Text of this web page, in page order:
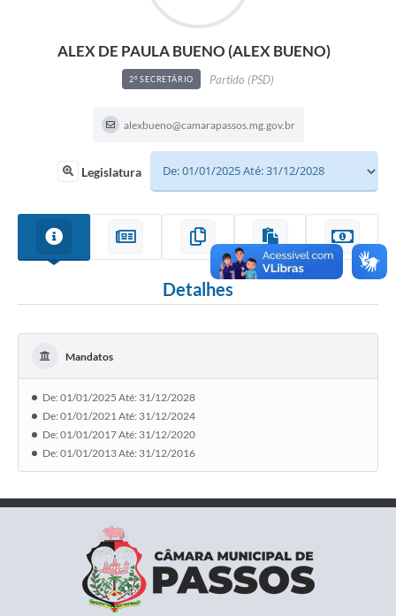
ALEX DE PAULA BUENO (ALEX BUENO)
2º SECRETÁRIO Partido (PSD)
alexbueno@camarapassos.mg.gov.br
Legislatura
Detalhes
Mandatos
De: 01/01/2025 Até: 31/12/2028
De: 01/01/2021 Até: 31/12/2024
De: 01/01/2017 Até: 31/12/2020
De: 01/01/2013 Até: 31/12/2016